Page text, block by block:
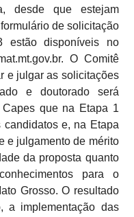
desde que estejam
de solicitação
estão disponíveis no
O Comitê
e julgar as solicitações
e doutorado será
que na Etapa 1
e, na Etapa
e julgamento de mérito
da proposta quanto
para o
Grosso. O resultado
a implementação das